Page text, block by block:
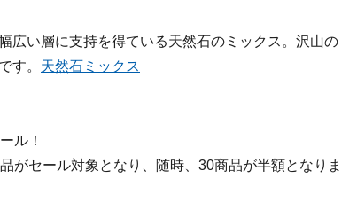
広い層に支持を得ている天然石のミックス。沢山の
す。 天然石ミックス
ル！
がセール対象となり、随時、30商品が半額となりま